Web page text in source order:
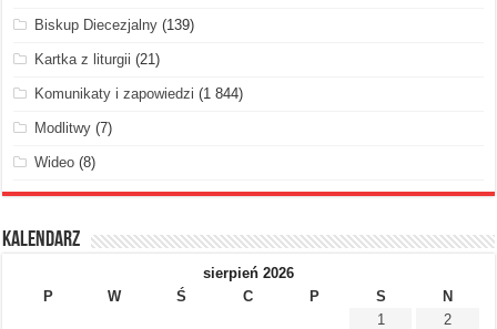
Biskup Diecezjalny (139)
Kartka z liturgii (21)
Komunikaty i zapowiedzi (1 844)
Modlitwy (7)
Wideo (8)
Kalendarz
sierpień 2026
P
W Ś C P S
N
1
2